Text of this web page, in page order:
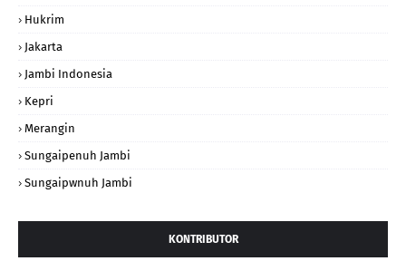
Hukrim
Jakarta
Jambi Indonesia
Kepri
Merangin
Sungaipenuh Jambi
Sungaipwnuh Jambi
KONTRIBUTOR